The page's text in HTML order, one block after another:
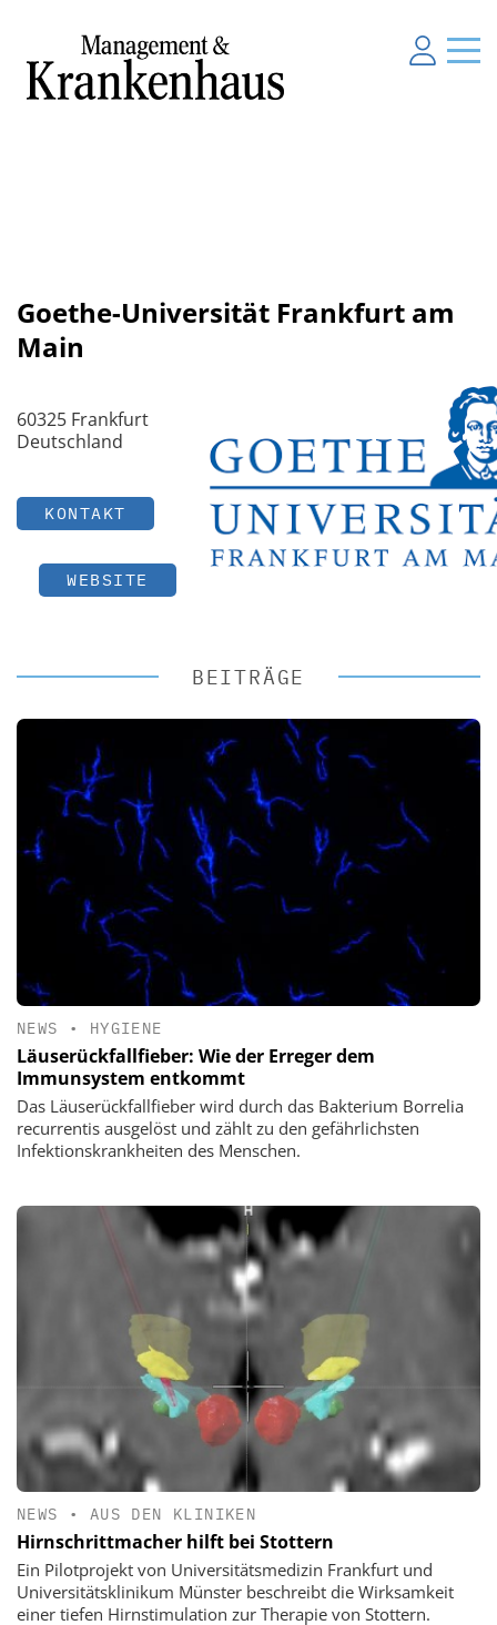
Goethe-Universität Frankfurt am
Main
60325 Frankfurt
Deutschland
KONTAKT
WEBSITE
BEITRÄGE
NEWS • HYGIENE
Läuserückfallfieber: Wie der Erreger dem
Immunsystem entkommt
Das Läuserückfallfieber wird durch das Bakterium Borrelia
recurrentis ausgelöst und zählt zu den gefährlichsten
Infektionskrankheiten des Menschen.
NEWS • AUS DEN KLINIKEN
Hirnschrittmacher hilft bei Stottern
Ein Pilotprojekt von Universitätsmedizin Frankfurt und
Universitätsklinikum Münster beschreibt die Wirksamkeit
einer tiefen Hirnstimulation zur Therapie von Stottern.